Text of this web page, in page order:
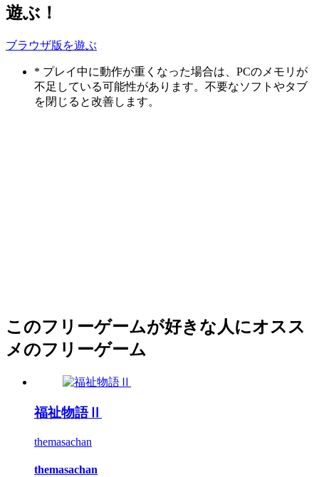
遊ぶ！
ブラウザ版を遊ぶ
* プレイ中に動作が重くなった場合は、PCのメモリが
不足している可能性があります。不要なソフトやタブ
を閉じると改善します。
このフリーゲームが好きな人にオスス
メのフリーゲーム
福祉物語Ⅱ
themasachan
themasachan